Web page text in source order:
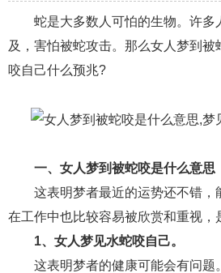
水瓶座男生 摩羯座男生
天蝎座男生 天秤座男生
爱情诗句
爱情小说 巨蟹座男生 爱
变心 感人 伤感
失恋挽救 情绪
蛇是大多数人可怕的生物。许多
及，害怕被蛇攻击。那么女人梦到
咬自己什么预兆?
一、女人梦到被蛇咬是什么意思
这表明梦者最近的运势还不错，
在工作中也比较容易被欣赏和重视，
1、女人梦见水蛇咬自己。
这表明梦者的健康可能会有问题